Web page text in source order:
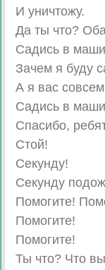
И уничтожу.
Да ты что?
Садись в
Зачем я буду
А я вас
Садись в
Спасибо,
Стой!
Секунду!
Секунду
Помогите!
Помогите!
Помогите!
Ты что? Что